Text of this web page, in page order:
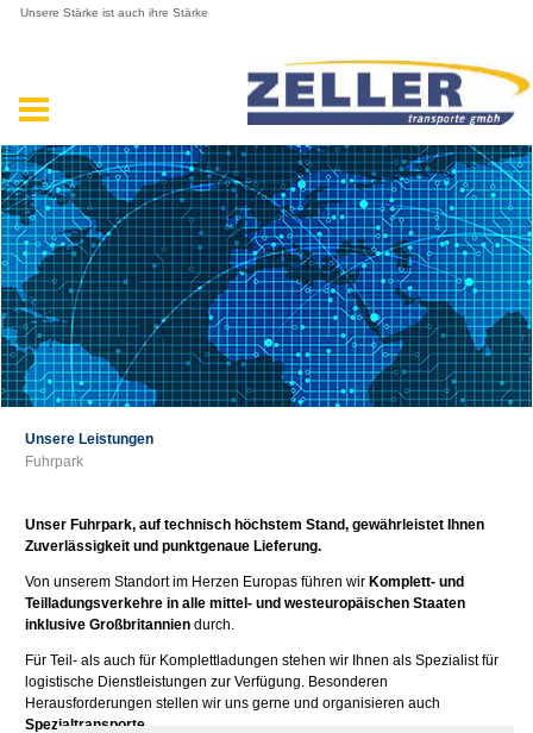
Unsere Stärke ist auch ihre Stärke
Unsere Leistungen
Fuhrpark
Unser Fuhrpark, auf technisch höchstem Stand, gewährleistet Ihnen
Zuverlässigkeit und punktgenaue Lieferung.
Von unserem Standort im Herzen Europas führen wir Komplett- und
Teilladungsverkehre in alle mittel- und westeuropäischen Staaten
inklusive Großbritannien durch.
Für Teil- als auch für Komplettladungen stehen wir Ihnen als Spezialist für
logistische Dienstleistungen zur Verfügung. Besonderen
Herausforderungen stellen wir uns gerne und organisieren auch
Spezialtransporte.